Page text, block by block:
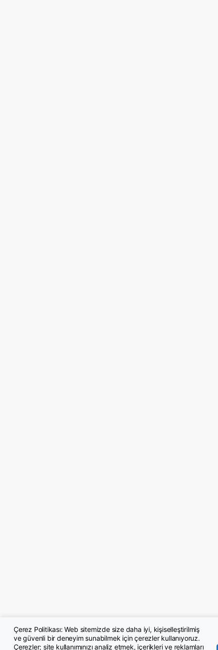
Çerez Politikası: Web sitemizde size daha iyi, kişiselleştirilmiş
ve güvenli bir deneyim sunabilmek için çerezler kullanıyoruz.
Çerezler; site kullanımınızı analiz etmek, içerikleri ve reklamları